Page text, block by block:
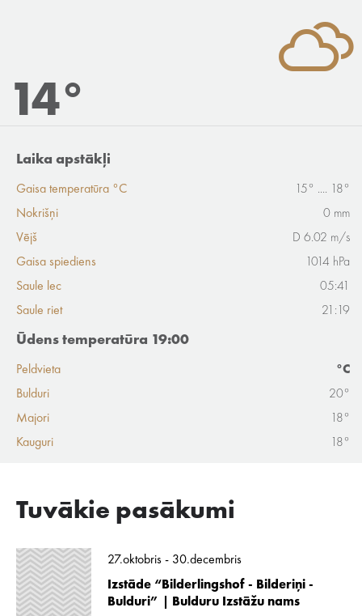
14°
Laika apstākļi
Gaisa temperatūra °C
15° .... 18°
Nokrišņi
0 mm
Vējš
D 6.02 m/s
Gaisa spiediens
1014 hPa
Saule lec
05:41
Saule riet
21:19
Ūdens temperatūra 19:00
Peldvieta
°C
Bulduri
20°
Majori
18°
Kauguri
18°
Tuvākie pasākumi
27.oktobris - 30.decembris
Izstāde “Bilderlingshof - Bilderiņi -
Bulduri” | Bulduru Izstāžu nams